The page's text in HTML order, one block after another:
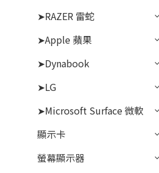
➤RAZER 雷蛇
➤Apple 蘋果
➤Dynabook
➤LG
➤Microsoft Surface 微軟
顯示卡
螢幕顯示器